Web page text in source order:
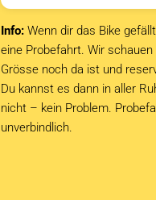
Info: Wenn dir das Bike
eine Probefahrt. Wir
Grösse noch da ist und
Du kannst es dann in aller
nicht – kein Problem.
unverbindlich.